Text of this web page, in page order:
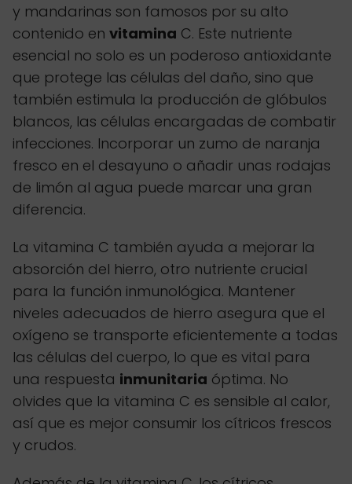
y mandarinas son famosos por su alto
contenido en vitamina C. Este nutriente
esencial no solo es un poderoso antioxidante
que protege las células del daño, sino que
también estimula la producción de glóbulos
blancos, las células encargadas de combatir
infecciones. Incorporar un zumo de naranja
fresco en el desayuno o añadir unas rodajas
de limón al agua puede marcar una gran
diferencia.
La vitamina C también ayuda a mejorar la
absorción del hierro, otro nutriente crucial
para la función inmunológica. Mantener
niveles adecuados de hierro asegura que el
oxígeno se transporte eficientemente a todas
las células del cuerpo, lo que es vital para
una respuesta inmunitaria óptima. No
olvides que la vitamina C es sensible al calor,
así que es mejor consumir los cítricos frescos
y crudos.